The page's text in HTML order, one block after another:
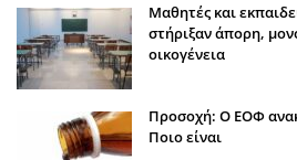
Μαθητές και
στήριξαν άπορη,
οικογένεια
Προσοχή: Ο ΕΟΦ
Ποιο είναι